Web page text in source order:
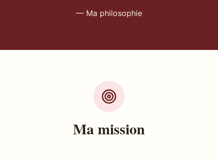
— Ma philosophie
Ma mission